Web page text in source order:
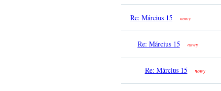
Re: Március 15 nowy
Re: Március 15 nowy
Re: Március 15 nowy